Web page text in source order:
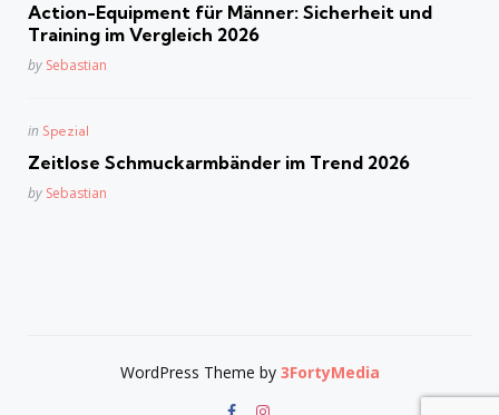
Action-Equipment für Männer: Sicherheit und
Training im Vergleich 2026
Posted
by Sebastian
Posted
in Spezial
Zeitlose Schmuckarmbänder im Trend 2026
Posted
by Sebastian
WordPress Theme by 3FortyMedia